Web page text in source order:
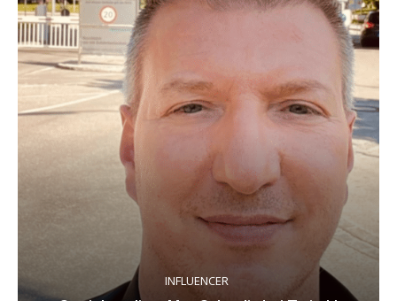
INFLUENCER